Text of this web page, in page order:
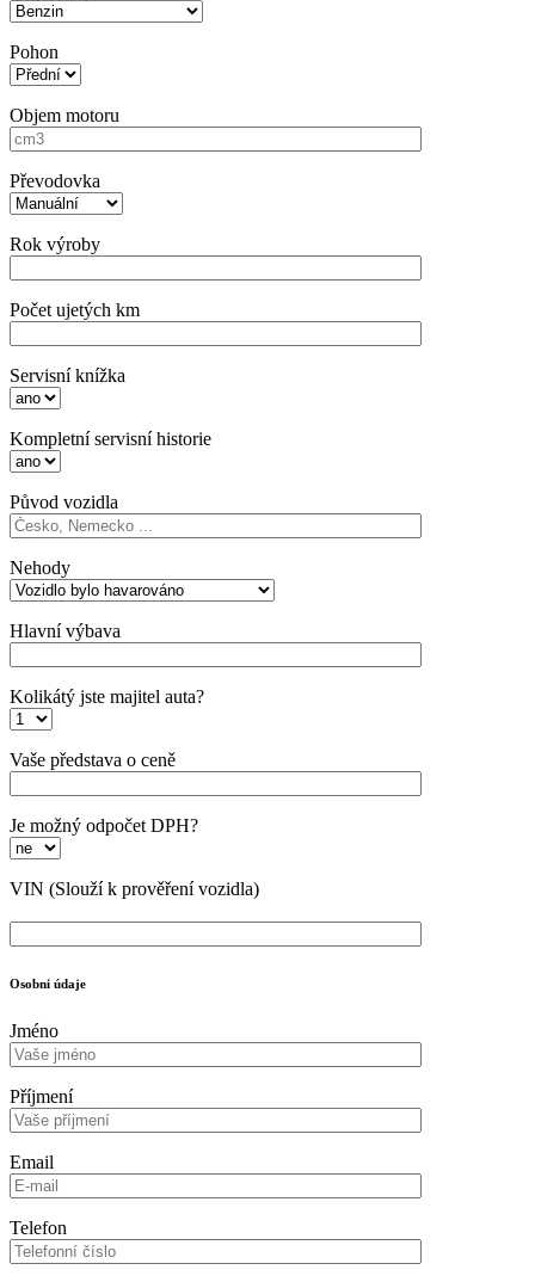
Pohon
Objem motoru
Převodovka
Rok výroby
Počet ujetých km
Servisní knížka
Kompletní servisní historie
Původ vozidla
Nehody
Hlavní výbava
Kolikátý jste majitel auta?
Vaše představa o ceně
Je možný odpočet DPH?
VIN (Slouží k prověření vozidla)
Osobni údaje
Jméno
Příjmení
Email
Telefon